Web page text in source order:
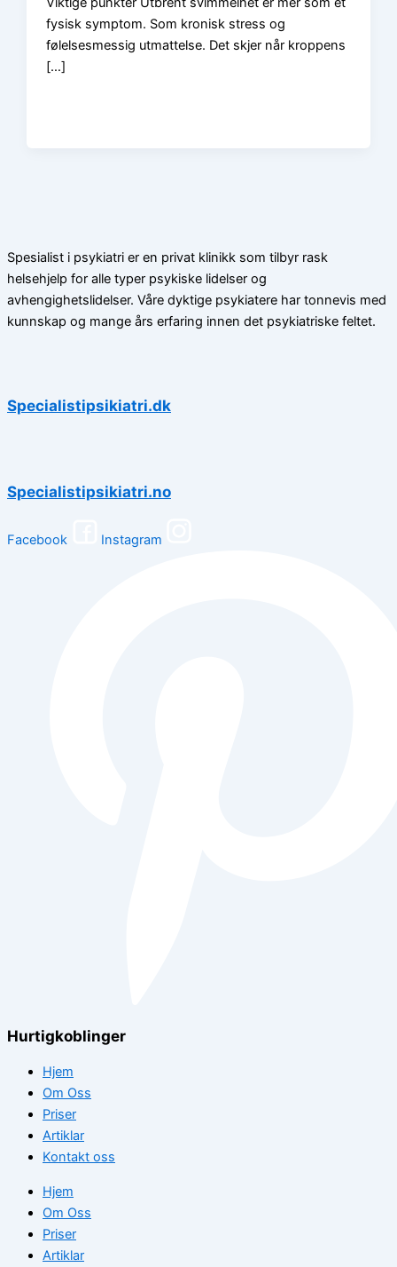
fysisk symptom. Som kronisk stress og
følelsesmessig utmattelse. Det skjer når kroppens
[…]
Spesialist i psykiatri er en privat klinikk som tilbyr rask
helsehjelp for alle typer psykiske lidelser og
avhengighetslidelser. Våre dyktige psykiatere har tonnevis med
kunnskap og mange års erfaring innen det psykiatriske feltet.
Specialistipsikiatri.dk
Specialistipsikiatri.no
Facebook Instagram
Hurtigkoblinger
Hjem
Om Oss
Priser
Artiklar
Kontakt oss
Hjem
Om Oss
Priser
Artiklar